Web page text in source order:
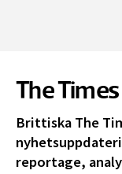
The
Brittiska The
reportage,